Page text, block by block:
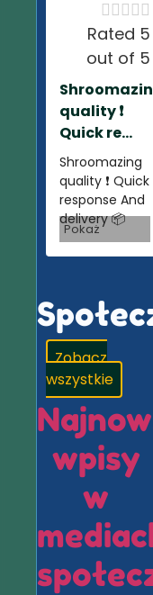

Rated 5
out of 5
quality ❗️
Quick re...
Shroomazing
quality ❗️ Quick
response And
delivery 📦
Pokaż
Zobacz
wszystkie
wpisy
w